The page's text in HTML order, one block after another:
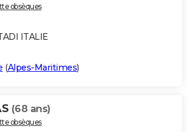
obsèques
ITALIE
(Alpes-Maritimes)
(68 ans)
obsèques